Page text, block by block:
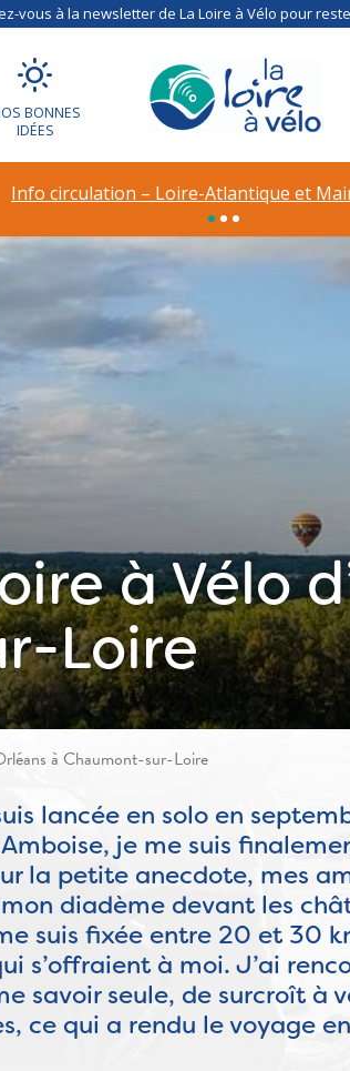
vous à la newsletter de La Loire à Vélo pour
BONNES
IDÉES
Info circulation – Loire-Atlantique et
à Vélo
Loire
à Chaumont-sur-Loire
lancée en solo en
je me suis
la petite anecdote, mes
diadème devant les
suis fixée entre 20 et 30
s’offraient à moi. J’ai
savoir seule, de surcroît à
ce qui a rendu le voyage